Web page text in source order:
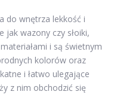
do wnętrza lekkość i
jak wazony czy słoiki,
i są świetnym
kolorów oraz
i łatwo ulegające
z nim obchodzić się